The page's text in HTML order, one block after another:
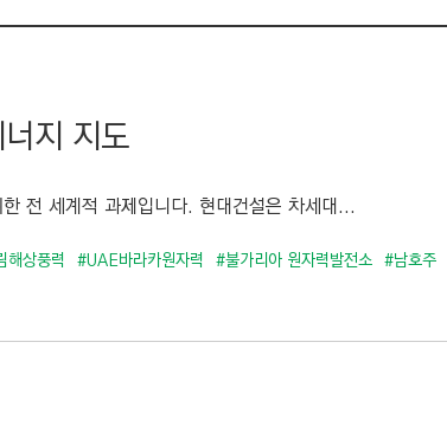
지 지도
전 세계적 과제입니다. 현대건설은 차세대...
해상풍력 #UAE바라카원자력 #불가리아 원자력발전소 #남호주